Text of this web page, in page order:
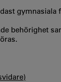
gymnasiala
behörighet